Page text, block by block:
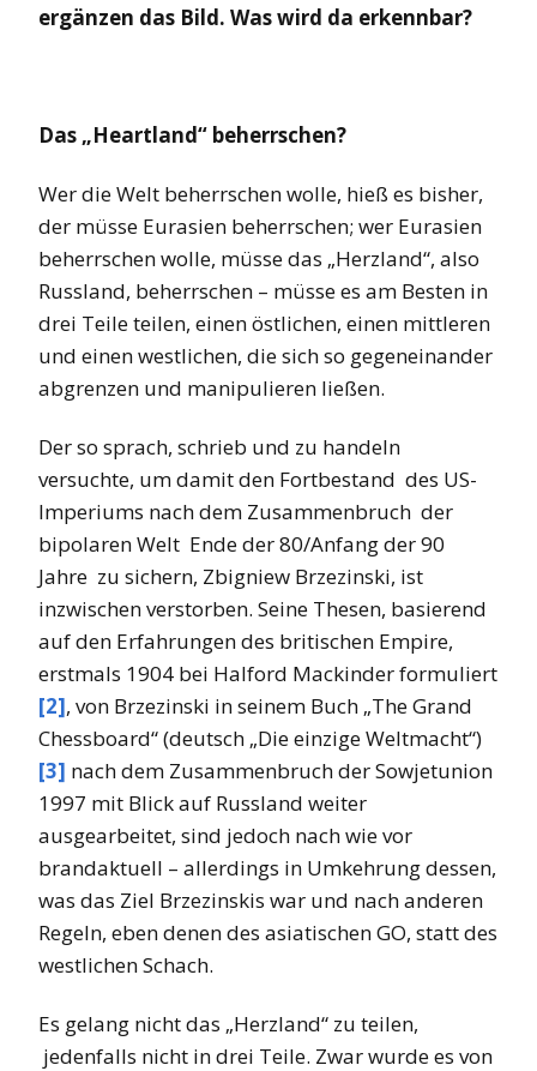
ergänzen das Bild. Was wird da erkennbar?
Das „Heartland“ beherrschen?
Wer die Welt beherrschen wolle, hieß es bisher,
der müsse Eurasien beherrschen; wer Eurasien
beherrschen wolle, müsse das „Herzland“, also
Russland, beherrschen – müsse es am Besten in
drei Teile teilen, einen östlichen, einen mittleren
und einen westlichen, die sich so gegeneinander
abgrenzen und manipulieren ließen.
Der so sprach, schrieb und zu handeln
versuchte, um damit den Fortbestand des US-
Imperiums nach dem Zusammenbruch der
bipolaren Welt Ende der 80/Anfang der 90
Jahre zu sichern, Zbigniew Brzezinski, ist
inzwischen verstorben. Seine Thesen, basierend
auf den Erfahrungen des britischen Empire,
erstmals 1904 bei Halford Mackinder formuliert
[2], von Brzezinski in seinem Buch „The Grand
Chessboard“ (deutsch „Die einzige Weltmacht“)
[3] nach dem Zusammenbruch der Sowjetunion
1997 mit Blick auf Russland weiter
ausgearbeitet, sind jedoch nach wie vor
brandaktuell – allerdings in Umkehrung dessen,
was das Ziel Brzezinskis war und nach anderen
Regeln, eben denen des asiatischen GO, statt des
westlichen Schach.
Es gelang nicht das „Herzland“ zu teilen,
jedenfalls nicht in drei Teile. Zwar wurde es von